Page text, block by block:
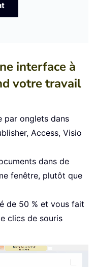
interface à
votre travail
par onglets dans
Access, Visio
dans de
fenêtre, plutôt que
de 50 % et vous fait
clics de souris